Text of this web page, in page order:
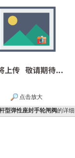
点击放大
型弹性座封手轮闸阀的详